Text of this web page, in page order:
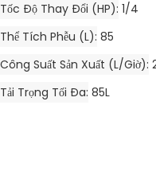
Tốc Độ Thay Đổi (HP) 1/4
Thể Tích Phễu (L) 85
Công Suất Sản Xuất (L/giờ)
Tải Trọng Tối Đa 85L